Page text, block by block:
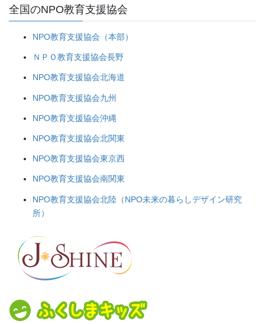
全国のNPO教育支援協会
NPO教育支援協会（本部）
ＮＰＯ教育支援協会長野
NPO教育支援協会北海道
NPO教育支援協会九州
NPO教育支援協会沖縄
NPO教育支援協会北関東
NPO教育支援協会東京西
NPO教育支援協会南関東
NPO教育支援協会北陸（NPO未来の暮らしデザイン研究
所）